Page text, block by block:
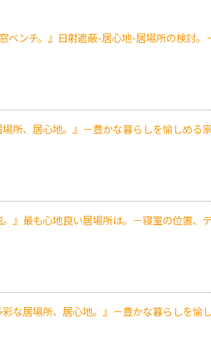
ベンチ。』日射遮蔽-居心地-居場所の検討
場所、居心地。』－豊かな暮らしを愉しめる
。』最も心地良い居場所は。－寝室の位置、
彩な居場所、居心地。』－豊かな暮らしを愉